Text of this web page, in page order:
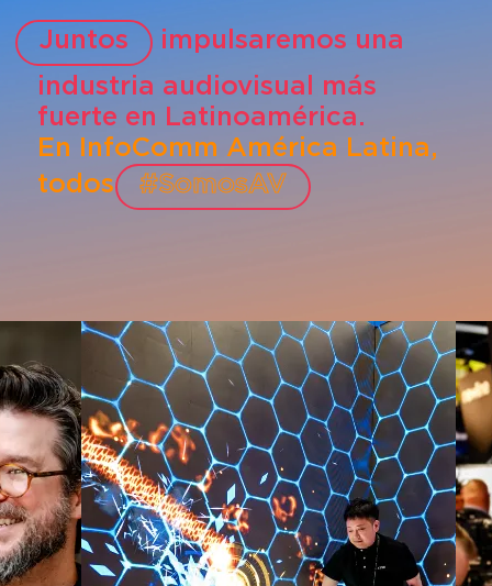
Juntos
impulsaremos una
industria audiovisual más
fuerte en Latinoamérica.
En InfoComm América Latina,
todos
#SomosAV